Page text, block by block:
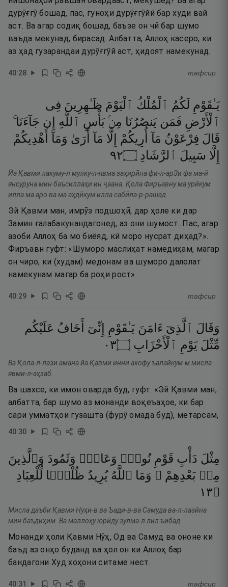
дурӯғгӯ бошад, пас, гуноҳи дурӯғгӯйӣ бар худи вай
аст. Ва агар содиқ бошад, баъзе он чӣ бар шумо
ваъда мекунад, бирасад. Албатта, Аллоҳ касеро, ки
аз ҳад гузарандаи дурӯғгӯй аст, ҳидоят намекунад.
40:28 тафсир
يَـٰقَوْمِ لَكُمُ ٱلْمُلْكُ ٱلْيَوْمَ ظَـٰهِرِينَ فِى
ٱلْأَرْضِ فَمَن يَنصُرُنَا مِنۢ بَأْسِ ٱللَّهِ إِن جَآءَنَا ۚ
قَالَ فِرْعَوْنُ مَآ أُرِيكُمْ إِلَّا مَآ أَرَىٰ وَمَآ
أَهْدِيكُمْ
إِلَّا سَبِيلَ ٱلرَّشَادِ ۝٢٩
Йа Қавми лакуму-л мулку-л-явма заҳирӣна фи-л-арЗи фа ма-й
янсуруна мин баъсиллаҳи ин ҷаана. Қола Фиръавну ма урӣкум
илла ма аро ва ма аҳдӣкум илла сабӣла-р-рашад.
Эй Қавми ман, имрӯз подшоҳӣ, дар ҳоле ки дар
Замин ғалабакунандагонед, аз они шумост. Пас, агар
азоби Аллоҳ ба мо биёяд, кӣ моро нусрат диҳад?».
Фиръавн гуфт: «Шуморо маслиҳат намедиҳам, магар
он чиро, ки (худам) медонам ва шуморо далолат
намекунам магар ба роҳи рост».
40:29 тафсир
وَقَالَ ٱلَّذِىٓ ءَامَنَ يَـٰقَوْمِ إِنِّىٓ أَخَافُ عَلَيْكُم
مِّثْلَ يَوْمِ ٱلْأَحْزَابِ ۝٣٠
Ва Қола-л-лази амана йа Қавми инни ахофу ъалайкум-м мисла
явми-л-аҳзаб.
Ва шахсе, ки имон оварда буд, гуфт: «Эй Қавми ман,
албатта, бар шумо аз монанди воқеъаҳое, ки бар
сари умматҳои гузашта (фурӯ омада буд), метарсам,
40:30
مِثْلَ دَأْبِ قَوْمِ نُوحٍۢ وَعَادٍۢ وَثَمُودَ وَٱلَّذِينَ
مِنۢ بَعْدِهِمْ ۚ وَمَا ٱللَّهُ يُرِيدُ ظُلْمًۭا لِّلْعِبَادِ
۝٣١
Мисла даъби Қавми Нуҳи-в ва Ъади-в-ва Самуда ва-л-лазӣна
мин баъдиҳим. Ва маллоҳу юрӣду зулма-л лил ъибад.
Монанди ҳоли Қавми Нӯҳ, Од ва Самуд ва ононе ки
баъд аз онҳо буданд ва ҳол он ки Аллоҳ бар
бандагони Худ хоҳони ситаме нест.
40:31 тафсир